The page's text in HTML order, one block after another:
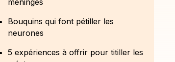
méninges
Bouquins qui font pétiller les
neurones
5 expériences à offrir pour titiller les